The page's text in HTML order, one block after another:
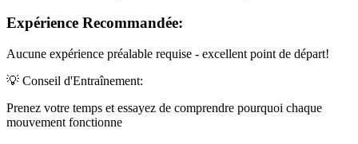
Expérience Recommandée:
Aucune expérience préalable requise - excellent point de départ!
💡 Conseil d'Entraînement:
Prenez votre temps et essayez de comprendre pourquoi chaque
mouvement fonctionne